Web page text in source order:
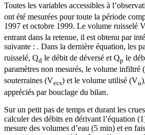
Toutes les variables accessibles à
ont été mesurées pour toute la période
1997 et octobre 1999. Le volume ruisselé
entrant dans la retenue, il est obtenu par
suivante : . Dans la dernière équation, les
ruisselé, Qd le débit de déversé et Qp le
paramètres non mesurés, le volume infiltré
souterraines (Vecs) et le volume utilisé (Vu
appréciés par bouclage du bilan.
Sur un petit pas de temps et durant les
calculer des débits en dérivant l’équation
mesure des volumes d’eau (5 min) et en